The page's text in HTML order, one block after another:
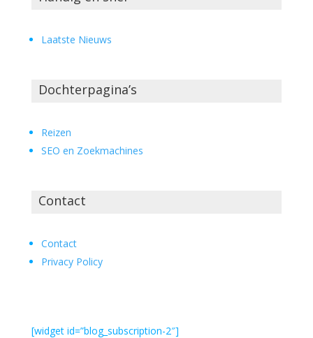
Laatste Nieuws
Dochterpagina’s
Reizen
SEO en Zoekmachines
Contact
Contact
Privacy Policy
[widget id=”blog_subscription-2″]